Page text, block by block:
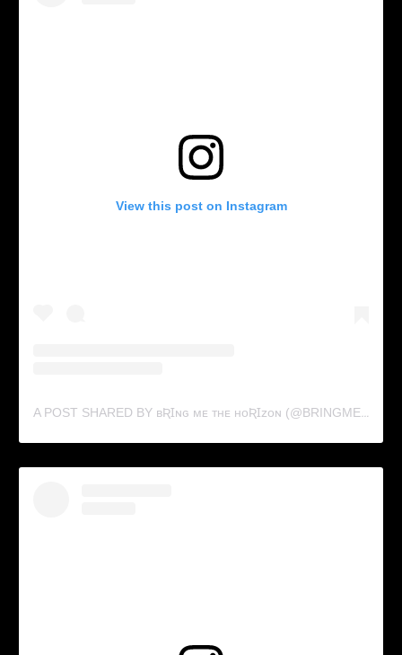
View this post on Instagram
A POST SHARED BY ʙƦꞮɴɢ ᴍᴇ ᴛʜᴇ ʜᴏƦꞮᴢᴏɴ (@BRINGMETHEHORIZON)